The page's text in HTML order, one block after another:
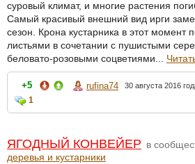
суровый климат, и многие растения
Самый красивый внешний вид ирги
сезон. Крона кустарника в этот момент
листьями в сочетании с пушистыми
беловато-розовыми соцветиями...
+5 rufina74 30 августа 2016
1
ЯГОДНЫЙ КОНВЕЙЕР в
деревья и кустарники